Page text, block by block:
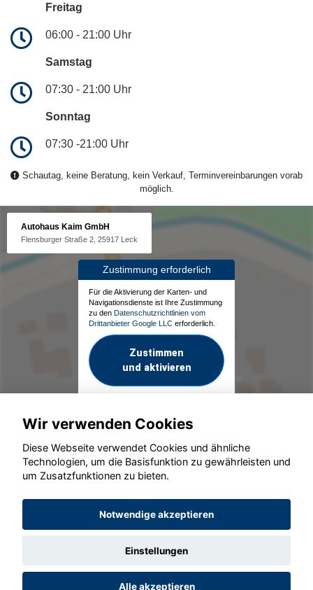
Freitag
06:00 - 21:00 Uhr
Samstag
07:30 - 21:00 Uhr
Sonntag
07:30 -21:00 Uhr
Schautag, keine Beratung, kein Verkauf, Terminvereinbarungen vorab
möglich.
Autohaus Kaim GmbH
Flensburger Straße 2, 25917 Leck
Zustimmung erforderlich
Für die Aktivierung der Karten- und
Navigationsdienste ist Ihre Zustimmung
zu den Datenschutzrichtlinien vom
Drittanbieter Google LLC erforderlich.
Zustimmen
und aktivieren
© konjunkturmotor.de GmbH 2020 - 2026
Wir verwenden Cookies
Diese Webseite verwendet Cookies und ähnliche
Technologien, um die Basisfunktion zu gewährleisten und
um Zusatzfunktionen zu bieten.
Notwendige akzeptieren
Einstellungen
Alle akzeptieren